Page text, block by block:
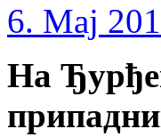
6. Maj
На